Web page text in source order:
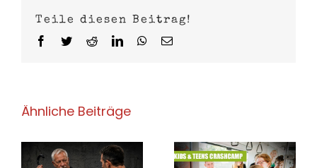
Teile diesen Beitrag!
Facebook
TwitterRedditLinkedInWhatsApp
E-
Ähnliche Beiträge